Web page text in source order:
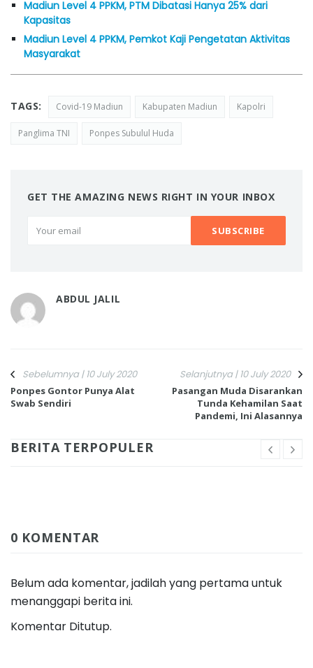
Madiun Level 4 PPKM, PTM Dibatasi Hanya 25% dari
Kapasitas
Madiun Level 4 PPKM, Pemkot Kaji Pengetatan Aktivitas
Masyarakat
TAGS: Covid-19 Madiun Kabupaten Madiun Kapolri
Panglima TNI Ponpes Subulul Huda
GET THE AMAZING NEWS RIGHT IN YOUR INBOX
ABDUL JALIL
Sebelumnya | 10 July 2020
Ponpes Gontor Punya Alat
Swab Sendiri
Selanjutnya | 10 July 2020
Pasangan Muda Disarankan
Tunda Kehamilan Saat
Pandemi, Ini Alasannya
BERITA TERPOPULER
0 KOMENTAR
Belum ada komentar, jadilah yang pertama untuk
menanggapi berita ini.
Komentar Ditutup.